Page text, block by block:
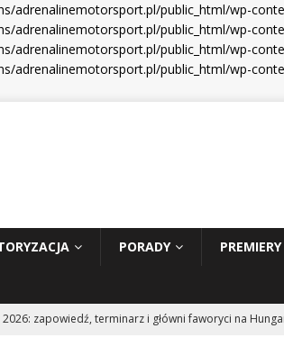
adrenalinemotorsport.pl/public_html/wp-
adrenalinemotorsport.pl/public_html/wp-
adrenalinemotorsport.pl/public_html/wp-
adrenalinemotorsport.pl/public_html/wp-
PORADY PREMIERY
2026: zapowiedź, terminarz i główni faworyci na